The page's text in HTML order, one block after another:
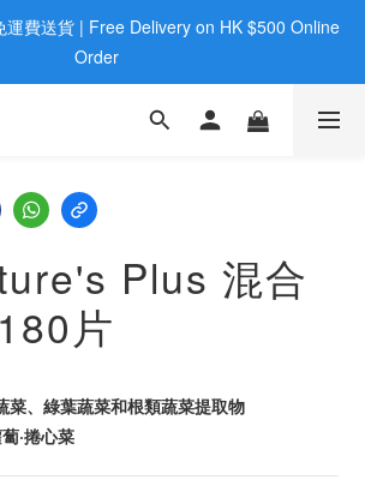
：旺角弼街20號12樓B  |  RealDeal 保健品 |
WhatsApp 9560 0709
運費送貨 | Free Delivery on HK $500 Online
Order
：旺角弼街20號12樓B  |  RealDeal 保健品 |
Plus 混合
片
菜、綠葉蔬菜和根類蔬菜提取物
·捲心菜